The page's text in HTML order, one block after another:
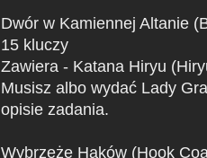
Dwór w Kamiennej Altanie
15 kluczy
Zawiera - Katana Hiryu
Musisz albo wydać Lady
opisie zadania.
Wybrzeże Haków (Hook